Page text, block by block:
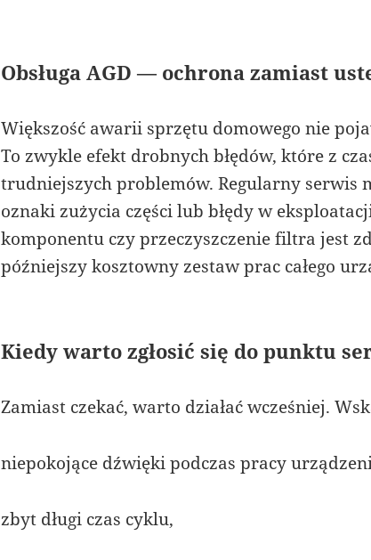
Obsługa AGD — ochrona zamiast
Większość awarii sprzętu domowego nie
To zwykle efekt drobnych błędów, które z
trudniejszych problemów. Regularny serwis
oznaki zużycia części lub błędy w
komponentu czy przeczyszczenie filtra jest
późniejszy kosztowny zestaw prac całego
Kiedy warto zgłosić się do punktu
Zamiast czekać, warto działać wcześniej.
niepokojące dźwięki podczas pracy
zbyt długi czas cyklu,